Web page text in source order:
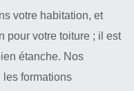
votre habitation, et
pour votre toiture ; il est
étanche. Nos
les formations